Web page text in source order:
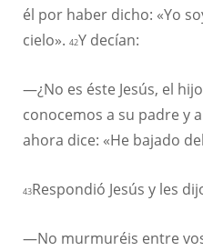
él por haber dicho: «Yo
cielo». 42Y decían:
—¿No es éste Jesús, el
conocemos a su padre y
ahora dice: «He bajado
43Respondió Jesús y les
—No murmuréis entre